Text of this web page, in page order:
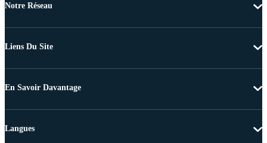
Notre Réseau
Liens Du Site
En Savoir Davantage
Langues